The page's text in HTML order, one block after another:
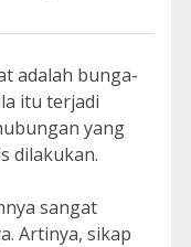
adalah bunga-
itu terjadi
yang
dilakukan.
sangat
Artinya, sikap